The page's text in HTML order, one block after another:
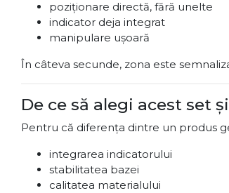
poziționare directă, fără unelte
indicator deja integrat
manipulare ușoară
În câteva secunde, zona este
De ce să alegi acest set
Pentru că diferența dintre un produs
integrarea indicatorului
stabilitatea bazei
calitatea materialului